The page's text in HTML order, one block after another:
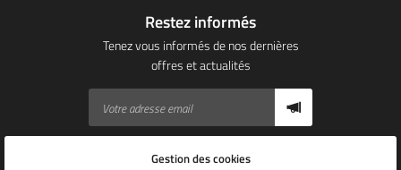
Restez informés
Tenez vous informés de nos dernières
offres et actualités
Mentions Légales
Gestion des cookies